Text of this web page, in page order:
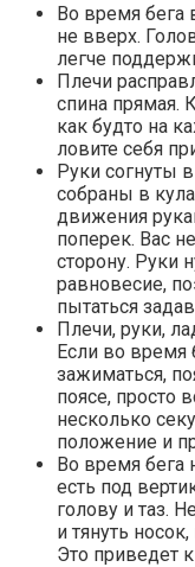
Во время бега
не вверх.
легче
Плечи
спина прямая.
как будто на
ловите себя
Руки согнуты
собраны в
движения
поперек. Вас
сторону. Руки
равновесие,
пытаться
Плечи, руки,
Если во время
зажиматься,
поясе, просто
несколько
положение и
Во время бега
есть под
голову и таз.
и тянуть
Это приведет